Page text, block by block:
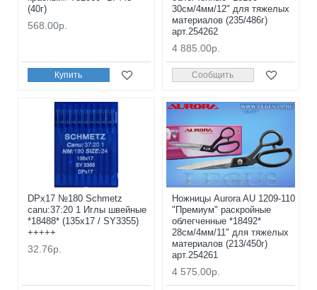
(40г)
568.00р.
Купить
30см/4мм/12" для тяжелых
материалов (235/486г)
арт.254262
4 885.00р.
Сообщить
DPx17 №180 Schmetz
canu:37:20 1 Иглы швейные
*18488* (135x17 / SY3355)
+++++
32.76р.
Ножницы Aurora AU 1209-110
"Премиум" раскройные
облегченные *18492*
28см/4мм/11" для тяжелых
материалов (213/450г)
арт.254261
4 575.00р.